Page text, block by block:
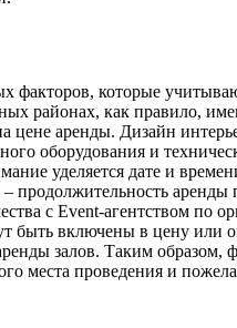
факторов, которые
районах, как правило,
аренды. Дизайн
оборудования и
уделяется дате и
продолжительность
с Event-агентством по
быть включены в цену или
залов. Таким
места проведения и